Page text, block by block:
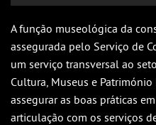
A função museológica da
assegurada pelo Serviço de
um serviço transversal ao
Cultura, Museus e
assegurar as boas práticas
articulação com os serviços